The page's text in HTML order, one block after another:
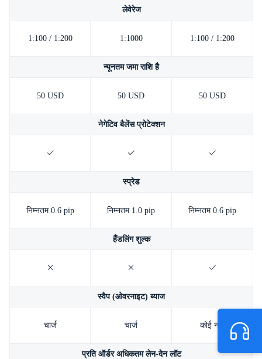
लेवेरेज
1:100 / 1:200 1:1000 1:100 / 1:200
न्यूनतम जमा राशि है
50 USD 50 USD 50 USD
नेगेटिव बैलेंस प्रोटेक्शन
स्प्रेड
निम्नतम 0.6 pip निम्नतम 1.0 pip निम्नतम 0.6 pip
हैंडलिंग शुल्क
स्वैप (ओवरनाइट) ब्याज
चार्ज चार्ज कोई नहीं
प्रति ऑर्डर अधिकतम लेन-देन लॉट